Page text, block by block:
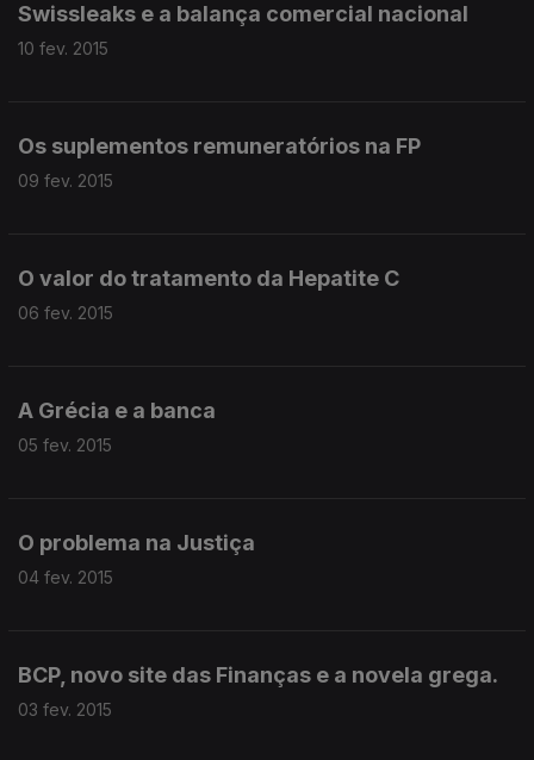
Swissleaks e a balança comercial nacional
10 fev. 2015
Os suplementos remuneratórios na FP
09 fev. 2015
O valor do tratamento da Hepatite C
06 fev. 2015
A Grécia e a banca
05 fev. 2015
O problema na Justiça
04 fev. 2015
BCP, novo site das Finanças e a novela grega.
03 fev. 2015